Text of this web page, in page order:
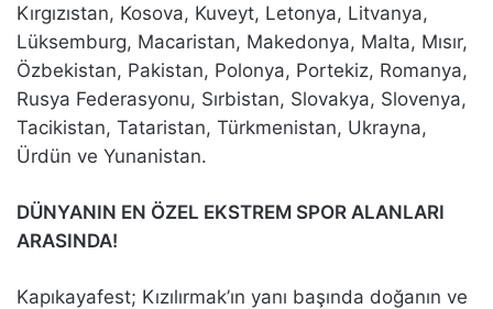
Kırgızıstan, Kosova, Kuveyt, Letonya, Litvanya,
Lüksemburg, Macaristan, Makedonya, Malta, Mısır,
Özbekistan, Pakistan, Polonya, Portekiz, Romanya,
Rusya Federasyonu, Sırbistan, Slovakya, Slovenya,
Tacikistan, Tataristan, Türkmenistan, Ukrayna,
Ürdün ve Yunanistan.
DÜNYANIN EN ÖZEL EKSTREM SPOR ALANLARI
ARASINDA!
Kapıkayafest; Kızılırmak’ın yanı başında doğanın ve